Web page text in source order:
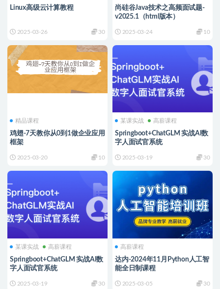
Linux高级云计算教程
2025-03-26 30
尚硅谷Java技术之高频面试题-
v2025.1（html版本）
2025-03-24 10
精品课程
鸡翅-7天教你从0到1做企业应用
框架
2025-03-20 10
某课实战 高薪课程
Springboot+ChatGLM 实战AI数
字人面试官系统
2025-03-19 30
某课实战 高薪课程
Springboot+ChatGLM 实战AI数
字人面试官系统
2025-03-19 30
高薪课程
达内-2024年11月Python人工智
能全日制课程
2025-03-05 30